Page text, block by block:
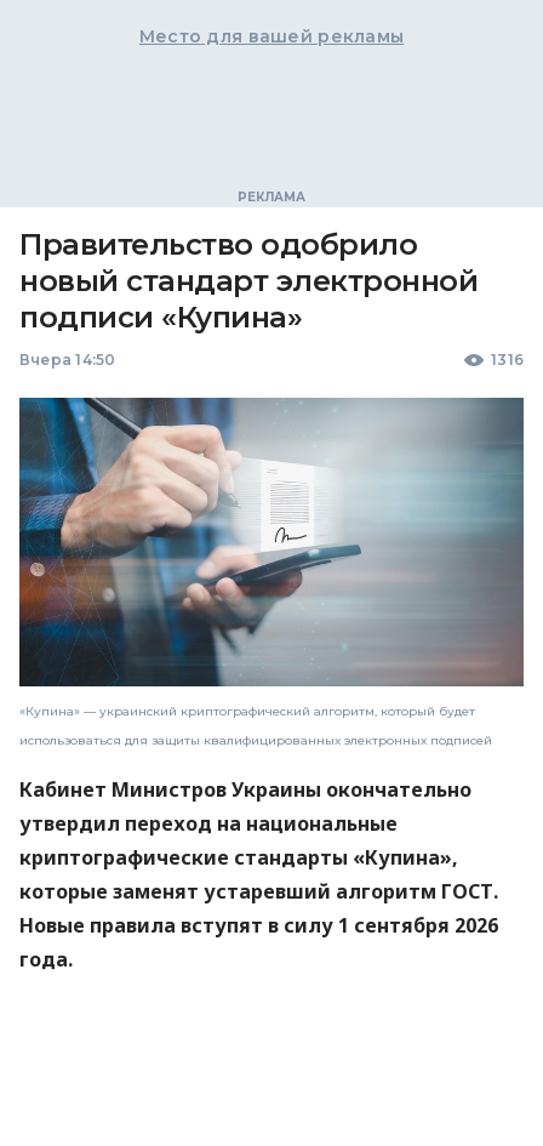
Место для вашей рекламы
Правительство одобрило
новый стандарт электронной
подписи «Купина»
Вчера 14:50 1316
«Купина» — украинский криптографический алгоритм, который будет
использоваться для защиты квалифицированных электронных подписей
Кабинет Министров Украины окончательно
утвердил переход на национальные
криптографические стандарты «Купина»,
которые заменят устаревший алгоритм ГОСТ.
Новые правила вступят в силу 1 сентября 2026
года.